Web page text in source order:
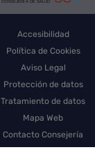
Accesibilidad
Política de Cookies
Aviso Legal
Protección de datos
Tratamiento de datos
Mapa Web
Contacto Consejería